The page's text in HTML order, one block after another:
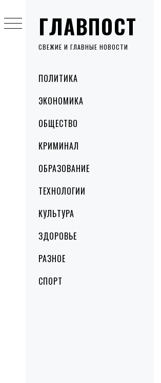
ГЛАВПОСТ
СВЕЖИЕ И ГЛАВНЫЕ НОВОСТИ
MenuПОЛИТИКА
ЭКОНОМИКА
ОБЩЕСТВО
КРИМИНАЛ
ОБРАЗОВАНИЕ
ТЕХНОЛОГИИ
КУЛЬТУРА
ЗДОРОВЬЕ
РАЗНОЕ
СПОРТ
to
content